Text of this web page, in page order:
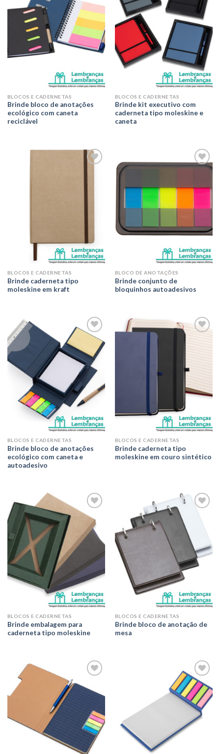
aos meus
desejos
BLOCOS E CADERNETAS
Brinde bloco de anotações
ecológico com caneta
reciclável
aos meus
desejos
BLOCOS E CADERNETAS
Brinde kit executivo com
caderneta tipo moleskine e
caneta
BLOCOS E CADERNETAS
Brinde caderneta tipo
moleskine em kraft
BLOCO DE ANOTAÇÕES
Brinde conjunto de
bloquinhos autoadesivos
Adicionar
aos meus
desejos
BLOCOS E CADERNETAS
Brinde bloco de anotações
ecológico com caneta e
autoadesivo
BLOCOS E CADERNETAS
Brinde caderneta tipo
moleskine em couro sintético
Adicionar
aos meus
desejos
BLOCOS E CADERNETAS
Brinde embalagem para
caderneta tipo moleskine
aos meus
desejos
BLOCOS E CADERNETAS
Brinde bloco de anotação de
mesa
Adicionar
aos meus
Adicionar
aos meus
desejos